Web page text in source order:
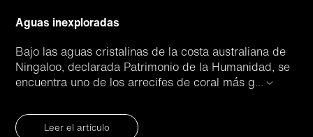
Aguas inexploradas
Bajo las aguas cristalinas de la costa australiana de
Ningaloo, declarada Patrimonio de la Humanidad, se
encuentra uno de los arrecifes de coral más g...
Leer el artículo